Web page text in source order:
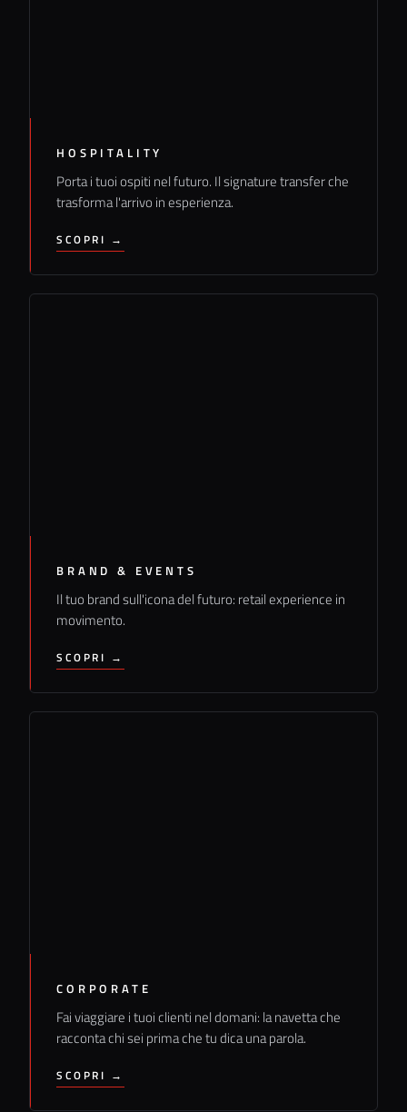
HOSPITALITY
Porta i tuoi ospiti nel futuro. Il signature transfer che
trasforma l'arrivo in esperienza.
SCOPRI →
BRAND & EVENTS
Il tuo brand sull'icona del futuro: retail experience in
movimento.
SCOPRI →
CORPORATE
Fai viaggiare i tuoi clienti nel domani: la navetta che
racconta chi sei prima che tu dica una parola.
SCOPRI →